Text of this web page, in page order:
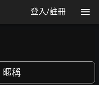
登入/註冊
暱稱